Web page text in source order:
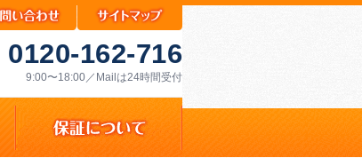
0120-162-716
9:00〜18:00／Mailは24時間受付